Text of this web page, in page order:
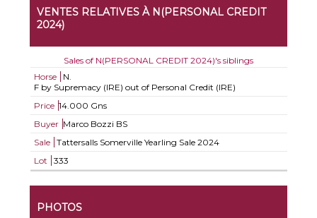
VENTES RELATIVES À N(PERSONAL CREDIT
2024)
Sales of N(PERSONAL CREDIT 2024)'s siblings
Horse
N.
F by Supremacy (IRE) out of Personal Credit (IRE)
Price 14.000 Gns
Buyer Marco Bozzi BS
Sale
Tattersalls Somerville Yearling Sale 2024
Lot
333
PHOTOS